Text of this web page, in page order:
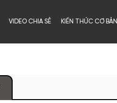
VIDEO CHIA SẺ KIẾN THỨC CƠ BẢN